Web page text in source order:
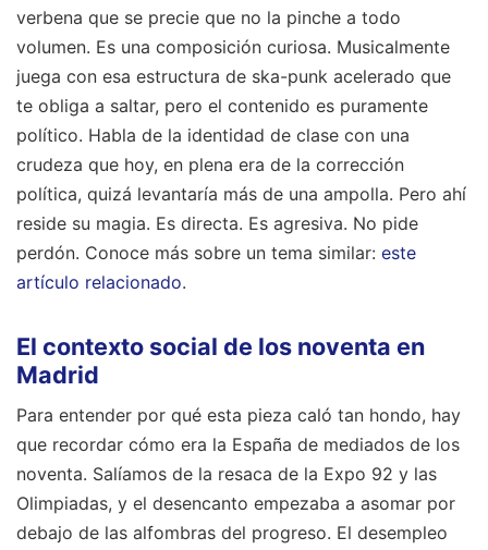
verbena que se precie que no la pinche a todo
volumen. Es una composición curiosa. Musicalmente
juega con esa estructura de ska-punk acelerado que
te obliga a saltar, pero el contenido es puramente
político. Habla de la identidad de clase con una
crudeza que hoy, en plena era de la corrección
política, quizá levantaría más de una ampolla. Pero ahí
reside su magia. Es directa. Es agresiva. No pide
perdón. Conoce más sobre un tema similar: este
artículo relacionado.
El contexto social de los noventa en
Madrid
Para entender por qué esta pieza caló tan hondo, hay
que recordar cómo era la España de mediados de los
noventa. Salíamos de la resaca de la Expo 92 y las
Olimpiadas, y el desencanto empezaba a asomar por
debajo de las alfombras del progreso. El desempleo